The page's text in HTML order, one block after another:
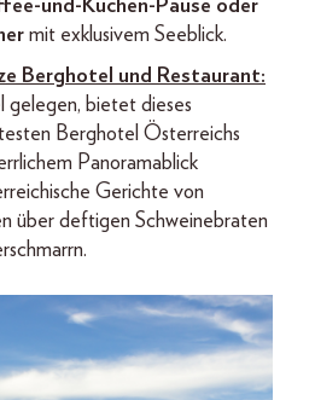
und-Kuchen-Pause oder
mit exklusivem Seeblick.
Berghotel und Restaurant:
gelegen, bietet dieses
Berghotel Österreichs
Panoramablick
Gerichte von
über deftigen Schweinebraten